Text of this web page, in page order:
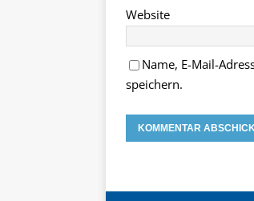
Website
Name, E-Mail-
speichern.